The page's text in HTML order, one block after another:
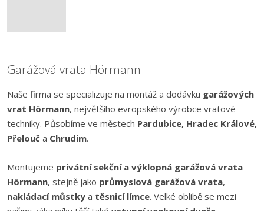
Garážová vrata Hörmann
Naše firma se specializuje na montáž a dodávku garážových
vrat Hörmann, největšího evropského výrobce vratové
techniky. Působíme ve městech Pardubice, Hradec Králové,
Přelouč a Chrudim.
Montujeme privátní sekční a výklopná garážová vrata
Hörmann, stejně jako průmyslová garážová vrata,
nakládací můstky a těsnicí límce. Velké oblibě se mezi